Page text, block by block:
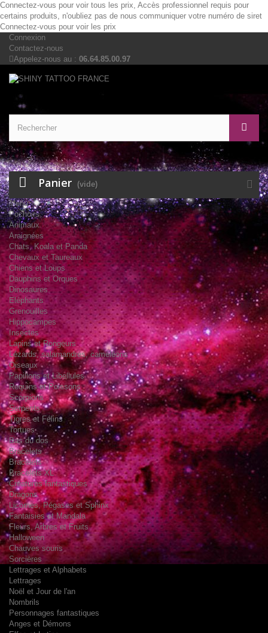
Connectez-vous pour voir tous les prix, Accès professionnel requis pour
certains produits, n'oubliez pas de nous communiquer votre numéro de siret
Connectez-vous pour voir les prix
Connexion
Contactez-nous
Appelez-nous au : 06.64.85.00.97
Panier (vide)
Menu
Pochoirs
Animaux
Araignées
Chats, Koala et Panda
Chevaux et Taureaux
Chiens et Loups
Dauphins et Orques
Dinosaures
Eléphants
Grenouilles
Hippocampes
Insectes
Lapins et Rongeurs
Lézards, salamandres, caméléons
Oiseaux
Papillons et Libellules
Requins et Poissons
Scorpions
Serpents
Tigres et Félins
Tortues
Bas du dos
Bracelets
Bracelets
Bracelets XL
Créatures fantastiques
Dragons
Licornes, Pégases et Sphinx
Fantaisies et Mandala
Fleurs, Arbres et Fruits
Halloween
Chauves souris
Sorcières
Lettrages et Alphabets
Lettrages
Noël et Jour de l'an
Nombrils
Personnages fantastiques
Anges et Démons